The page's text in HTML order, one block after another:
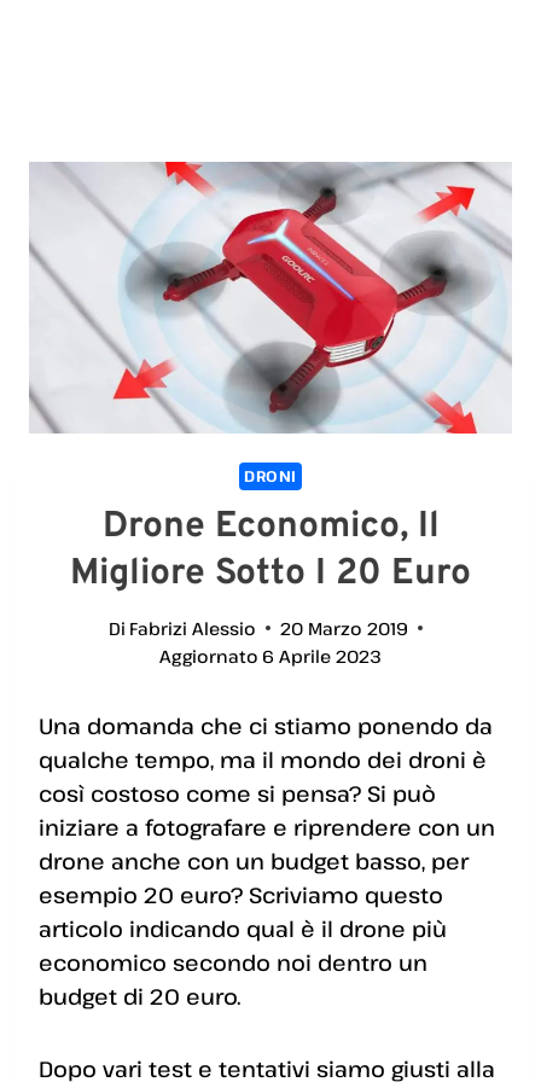
DRONI
Drone Economico, Il
Migliore Sotto I 20 Euro
Di Fabrizi Alessio
20 Marzo 2019
Aggiornato 6 Aprile 2023
Una domanda che ci stiamo ponendo da
qualche tempo, ma il mondo dei droni è
così costoso come si pensa? Si può
iniziare a fotografare e riprendere con un
drone anche con un budget basso, per
esempio 20 euro? Scriviamo questo
articolo indicando qual è il drone più
economico secondo noi dentro un
budget di 20 euro.
Dopo vari test e tentativi siamo giusti alla